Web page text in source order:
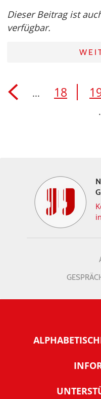
Dieser Beitrag ist
verfügbar.
... 18
Warum